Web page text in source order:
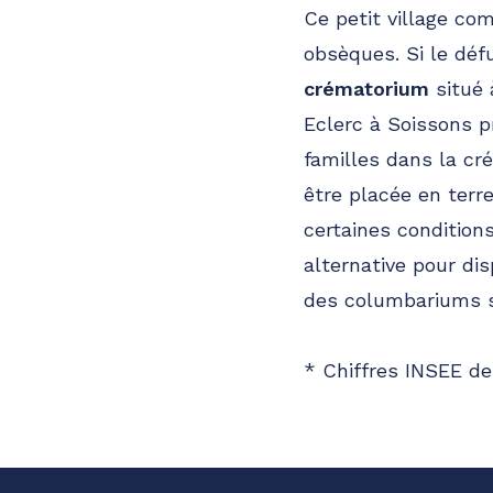
Ce petit village
obsèques. Si le
crématorium situé
Eclerc à Soissons
familles dans la
être placée en
certaines
alternative pour
des columbariums
* Chiffres INSEE